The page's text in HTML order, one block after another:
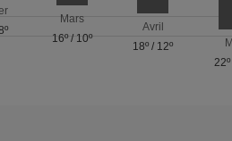
Mars
16º/ 10º
Avril
18º / 12º
22º